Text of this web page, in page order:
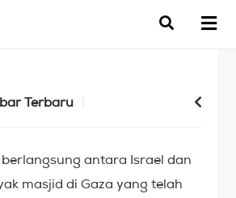
Terbaru
antara Israel dan
masjid di Gaza yang telah